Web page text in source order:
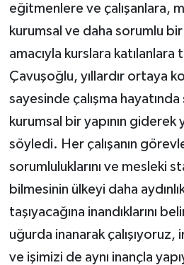
eğitmenlere ve çalışanlara,
kurumsal ve daha sorumlu
amacıyla kurslara
Çavuşoğlu, yıllardır ortaya
sayesinde çalışma hayatında
kurumsal bir yapının giderek
söyledi. Her çalışanın
sorumluluklarını ve mesleki
bilmesinin ülkeyi daha
taşıyacağına inandıklarını
uğurda inanarak çalışıyoruz,
ve işimizi de aynı inançla